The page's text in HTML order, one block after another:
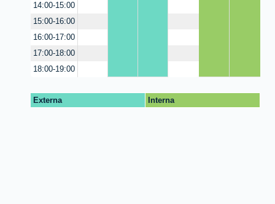
14:00-15:00
15:00-16:00
16:00-17:00
17:00-18:00
18:00-19:00
Externa Interna